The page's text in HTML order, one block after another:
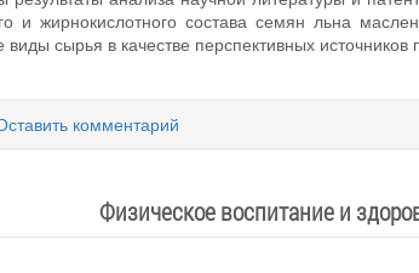
и жирнокислотного состава семян льна
сырья в качестве перспективных
комментарий
Физическое воспитание и